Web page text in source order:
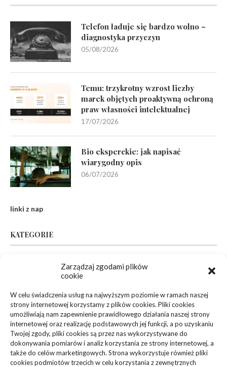
Zarządzaj zgodami plików
cookie
W celu świadczenia usług na najwyższym poziomie w ramach naszej
strony internetowej korzystamy z plików cookies. Pliki cookies
umożliwiają nam zapewnienie prawidłowego działania naszej strony
internetowej oraz realizację podstawowych jej funkcji, a po uzyskaniu
Twojej zgody, pliki cookies są przez nas wykorzystywane do
dokonywania pomiarów i analiz korzystania ze strony internetowej, a
także do celów marketingowych. Strona wykorzystuje również pliki
cookies podmiotów trzecich w celu korzystania z zewnętrznych
Telefon ładuje się bardzo wolno –
diagnostyka przyczyn
05/08/2026
Temu: trzykrotny wzrost liczby
marek objętych proaktywną ochroną
praw własności intelektualnej
17/07/2026
Bio eksperckie: jak napisać
wiarygodny opis
06/07/2026
linki z nap
KATEGORIE
(94)
Dom, Ogród
Zdrowie, Medycyna
Edukacja, Rozrywka (36)